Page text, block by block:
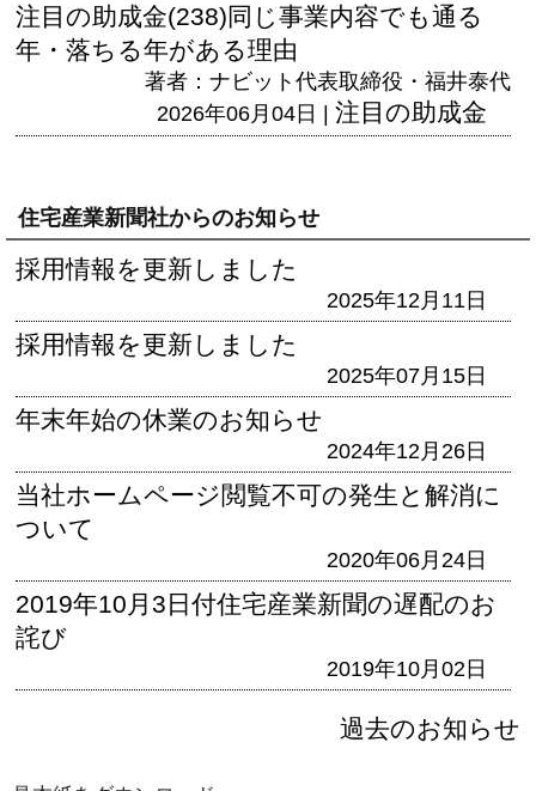
注目の助成金(238)同じ事業内容でも通る
年・落ちる年がある理由
著者：ナビット代表取締役・福井泰代
2026年06月04日 | 注目の助成金
住宅産業新聞社からのお知らせ
採用情報を更新しました
2025年12月11日
採用情報を更新しました
2025年07月15日
年末年始の休業のお知らせ
2024年12月26日
当社ホームページ閲覧不可の発生と解消に
ついて
2020年06月24日
2019年10月3日付住宅産業新聞の遅配のお
詫び
2019年10月02日
過去のお知らせ